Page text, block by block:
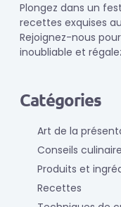
Plongez dans un
recettes exquises
Rejoignez-nous
inoubliable et
Catégories
Art de la
Conseils
Produits et
Recettes